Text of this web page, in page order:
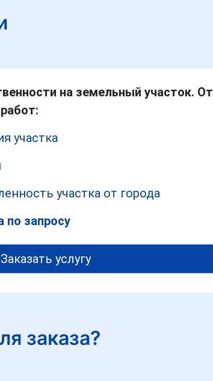
на земельный участок. От
участка
участка от города
по запросу
Заказать услугу
заказа?